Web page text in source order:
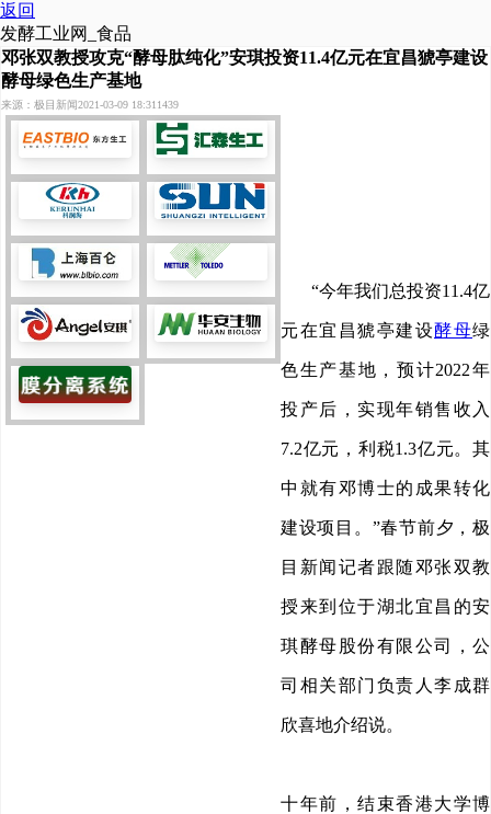
返回
发酵工业网_食品
邓张双教授攻克“酵母肽纯化”安琪投资11.4亿元在宜昌猇亭建设
酵母绿色生产基地
来源：极目新闻2021-03-09 18:31 1439
“今年我们总投资11.4亿
元在宜昌猇亭建设酵母绿
色生产基地，预计2022年
投产后，实现年销售收入
7.2亿元，利税1.3亿元。其
中就有邓博士的成果转化
建设项目。”春节前夕，极
目新闻记者跟随邓张双教
授来到位于湖北宜昌的安
琪酵母股份有限公司，公
司相关部门负责人李成群
欣喜地介绍说。
十年前，结束香港大学博